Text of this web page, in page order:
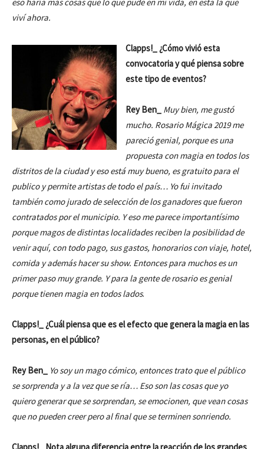
viví ahora.
Clapps!_ ¿Cómo vivió esta
convocatoria y qué piensa sobre
este tipo de eventos?
Rey Ben_
Muy bien, me gustó
mucho. Rosario Mágica 2019 me
pareció genial, porque es una
propuesta con magia en todos los
distritos de la ciudad y eso está muy bueno, es gratuito para el
publico y permite artistas de todo el país… Yo fui invitado
también como jurado de selección de los ganadores que fueron
contratados por el municipio. Y eso me parece importantísimo
porque magos de distintas localidades reciben la posibilidad de
venir aquí, con todo pago, sus gastos, honorarios con viaje, hotel,
comida y además hacer su show. Entonces para muchos es un
primer paso muy grande. Y para la gente de rosario es genial
porque tienen magia en todos lados.
Clapps!_ ¿Cuál piensa que es el efecto que genera la magia en las
personas, en el público?
Rey Ben_
Yo soy un mago cómico, entonces trato que el público
se sorprenda y a la vez que se ría… Eso son las cosas que yo
quiero generar que se sorprendan, se emocionen, que vean cosas
que no pueden creer pero al final que se terminen sonriendo.